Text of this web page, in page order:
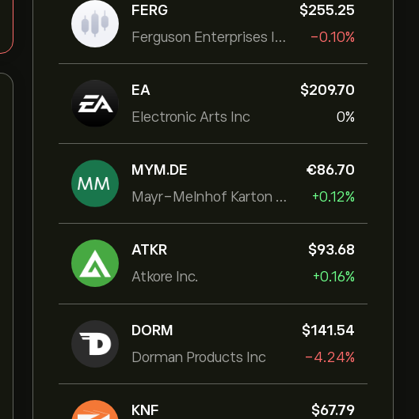
FERG
Ferguson Enterprises Inc
‎$‎255.25
-0.10%
EA
Electronic Arts Inc
‎$‎209.70
0%
MYM.DE
Mayr-Melnhof Karton AG
‎€‎86.70
+0.12%
ATKR
Atkore Inc.
‎$‎93.68
+0.16%
DORM
Dorman Products Inc
‎$‎141.54
-4.24%
KNF
‎$‎67.79